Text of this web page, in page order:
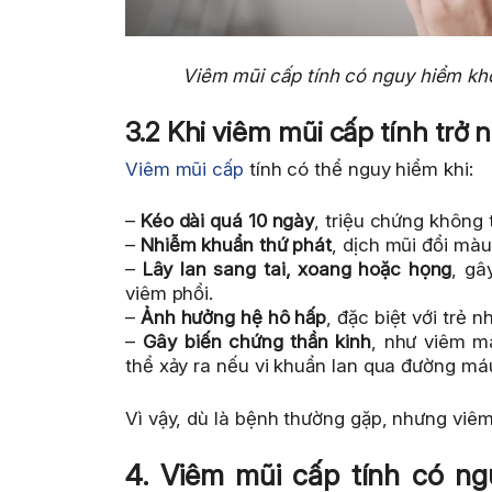
Viêm mũi cấp tính có nguy hiểm
3.2 Khi viêm mũi cấp tính trở
Viêm mũi cấp tính có thể nguy hiểm khi:
– Kéo dài quá 10 ngày, triệu chứng không
– Nhiễm khuẩn thứ phát, dịch mũi đổi
– Lây lan sang tai, xoang hoặc họng,
viêm phổi.
– Ảnh hưởng hệ hô hấp, đặc biệt với trẻ
– Gây biến chứng thần kinh, như viêm
thể xảy ra nếu vi khuẩn lan qua đường
Vì vậy, dù là bệnh thường gặp, nhưng
4. Viêm mũi cấp tính có